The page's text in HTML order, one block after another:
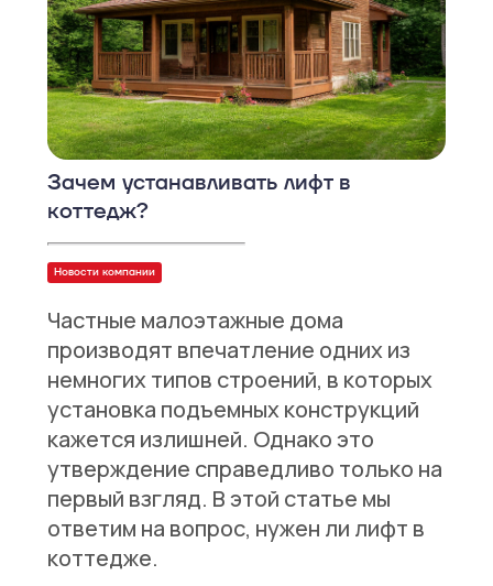
Зачем устанавливать лифт в
коттедж?
Новости компании
Частные малоэтажные дома
производят впечатление одних из
немногих типов строений, в которых
установка подъемных конструкций
кажется излишней. Однако это
утверждение справедливо только на
первый взгляд. В этой статье мы
ответим на вопрос, нужен ли лифт в
коттедже.